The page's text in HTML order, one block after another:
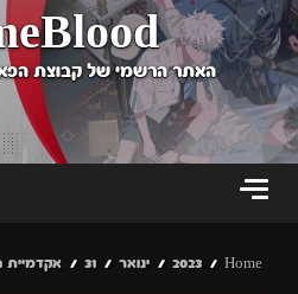
האתר הרשמי של קבוצת
Home
2023 ינואר 31 אקדמיית